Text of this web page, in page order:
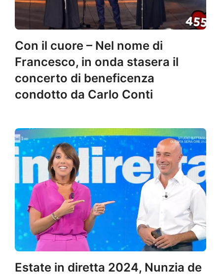
Con il cuore – Nel nome di
Francesco, in onda stasera il
concerto di beneficenza
condotto da Carlo Conti
Estate in diretta 2024, Nunzia de